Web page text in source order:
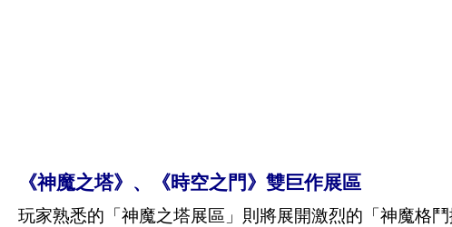
《神魔之塔》、《時空之門》雙巨作展區
玩家熟悉的「神魔之塔展區」則將展開激烈的「神魔格